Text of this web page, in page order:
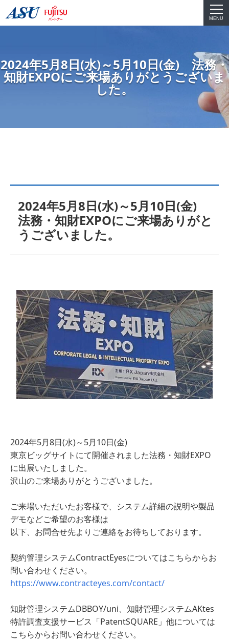
MENU
2024年5月8日(水)～5月10日(金) 法務・
知財EXPOにご来場ありがとうございま
した。
2024年5月8日(水)～5月10日(金)
法務・知財EXPOにご来場ありがと
うございました。
2024年5月8日(水)～5月10日(金)
東京ビッグサイトにて開催されました法務・知財EXPO
に出展いたしました。
沢山のご来場ありがとうございました。
ご来場いただいたお客様で、システム詳細の説明や製品
デモなどご希望のお客様は
以下、お問合せ先よりご連絡をお待ちしております。
契約管理システムContractEyesについてはこちらからお
問い合わせください。
https://www.contracteyes.com/contact/
知財管理システムDBBOY/uni、知財管理システムAKtes
特許調査支援サービス「PatentSQUARE」他については
こちらからお問い合わせください。